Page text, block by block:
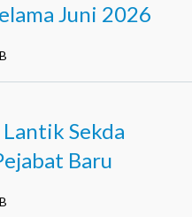
Juni 2026
Sekda
Baru